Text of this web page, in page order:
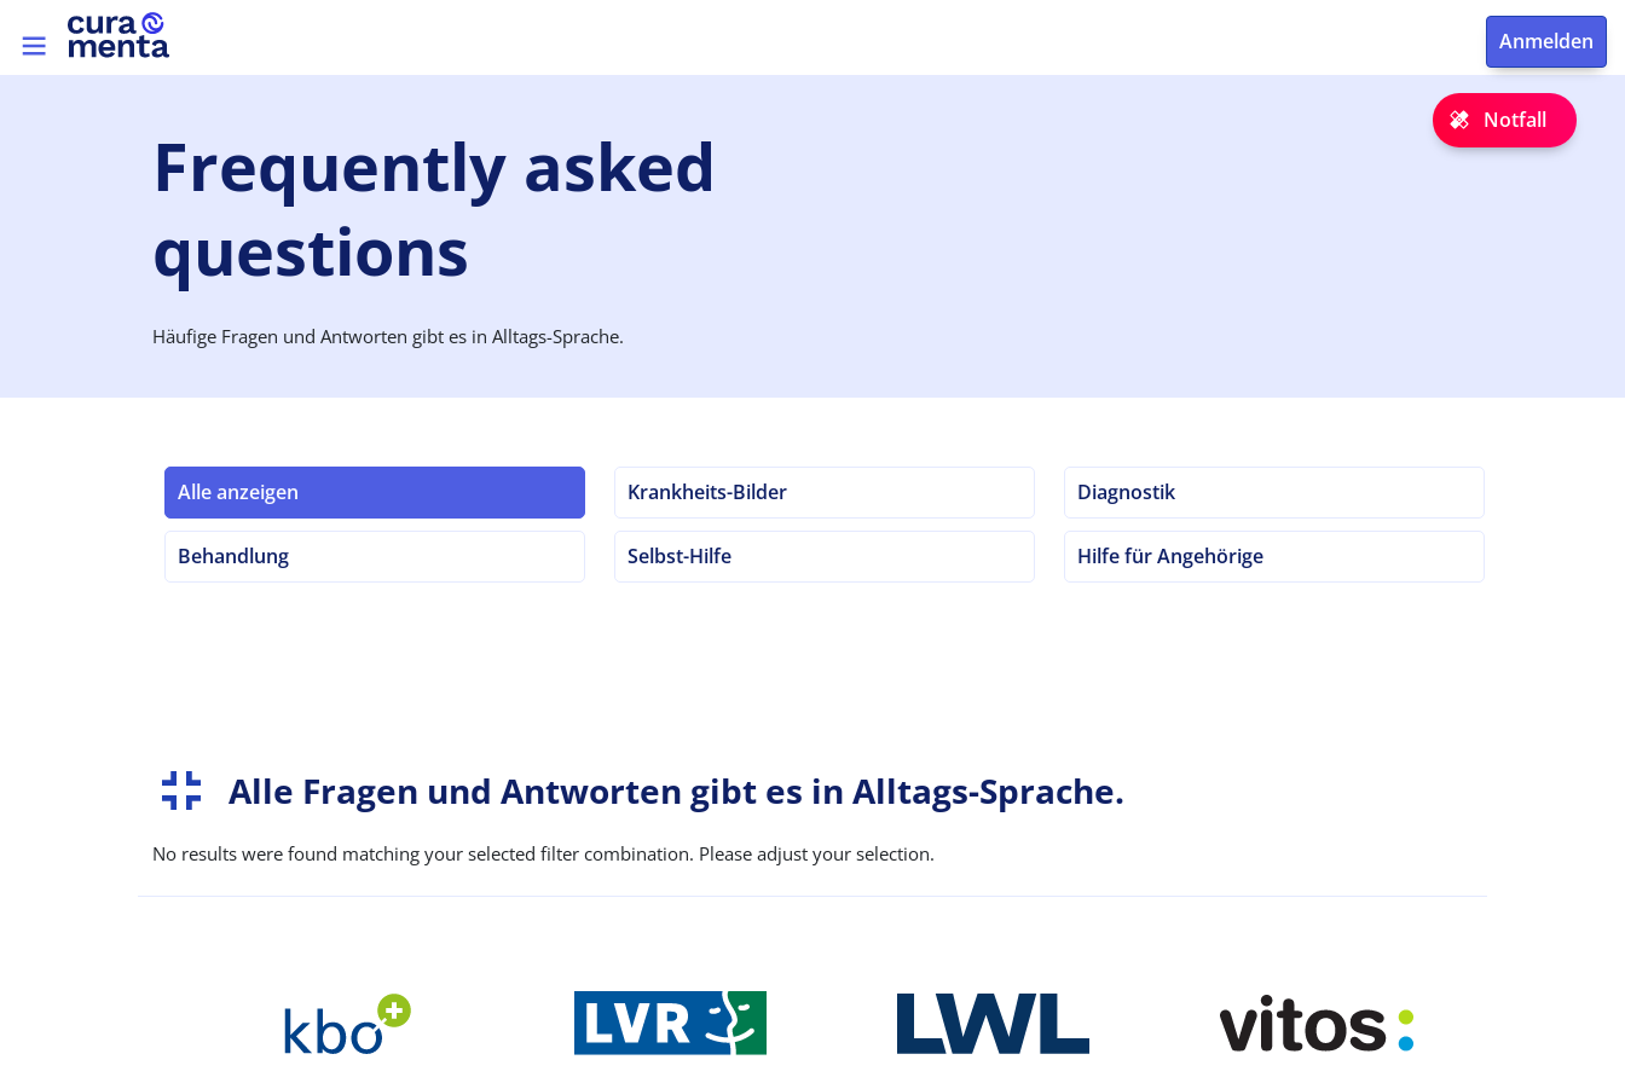
Skip to main content
Top menu
Notfall
Frequently asked
questions
Häufige Fragen und Antworten gibt es in Alltags-Sprache.
Alle anzeigen Krankheits-Bilder Diagnostik
Behandlung Selbst-Hilfe Hilfe für Angehörige
Alle Fragen und Antworten gibt es in Alltags-Sprache.
No results were found matching your selected filter combination. Please adjust your selection.